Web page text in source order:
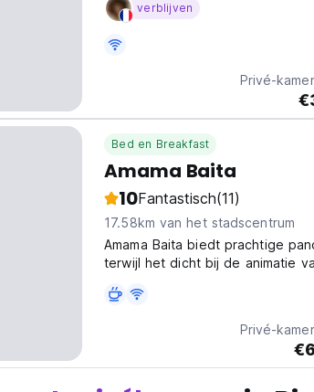
verblijven
Privé-
Bed en Breakfast
Amama Baita
10Fantastisch(11)
17.58km van het stadscentrum
Amama Baita biedt prachtige
terwijl het dicht bij de animatie
Privé-